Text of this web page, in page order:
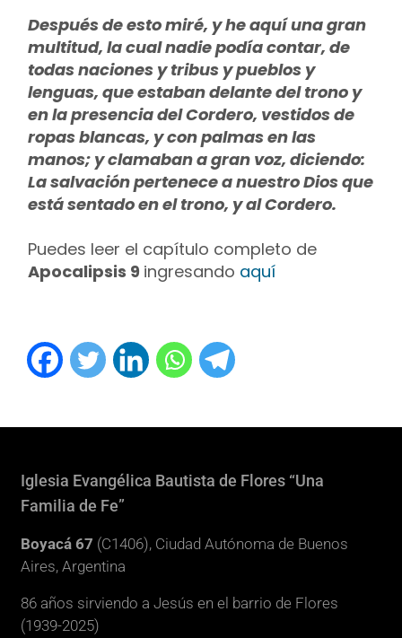
Después de esto miré, y he aquí una gran
multitud, la cual nadie podía contar, de
todas naciones y tribus y pueblos y
lenguas, que estaban delante del trono y
en la presencia del Cordero, vestidos de
ropas blancas, y con palmas en las
manos; y clamaban a gran voz, diciendo:
La salvación pertenece a nuestro Dios que
está sentado en el trono, y al Cordero.
Puedes leer el capítulo completo de
Apocalipsis 9 ingresando aquí
Iglesia Evangélica Bautista de Flores “Una
Familia de Fe”
Boyacá 67 (C1406), Ciudad Autónoma de Buenos
Aires, Argentina
86 años sirviendo a Jesús en el barrio de Flores
(1939-2025)